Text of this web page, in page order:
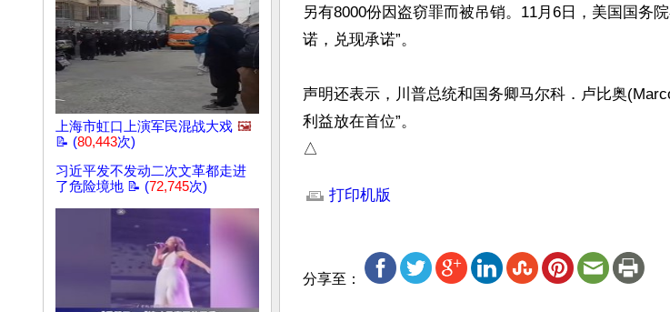
上海市虹口上演军民混战大戏 🖼️
📝 (80,443次)
习近平发不发动二次文革都走进
了危险境地 📝 (72,745次)
另有8000份因盗窃罪而被吊销。11月6日，美国国务
诺，兑现承诺”。
声明还表示，川普总统和国务卿马尔科．卢比奥
利益放在首位”。
△
打印机版
分享至：